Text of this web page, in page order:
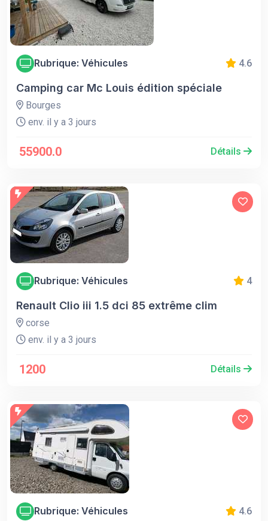
Rubrique: Véhicules 4.6
Camping car Mc Louis édition spéciale
Bourges
env. il y a 3 jours
55900.0 Détails
Rubrique: Véhicules 4
Renault Clio iii 1.5 dci 85 extrême clim
corse
env. il y a 3 jours
1200 Détails
Rubrique: Véhicules 4.6